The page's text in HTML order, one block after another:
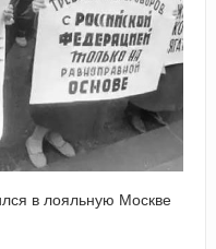
в лояльную Москве